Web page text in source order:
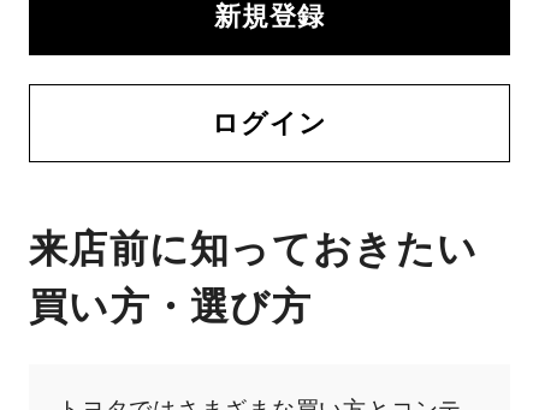
新規登録
ログイン
来店前に知っておきたい
買い方・選び方